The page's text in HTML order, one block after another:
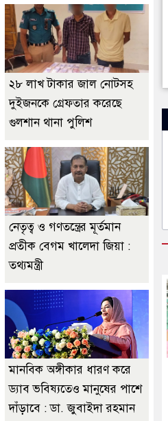
২৮ লাখ টাকার জাল নোটসহ
দুইজনকে গ্রেফতার করেছে
গুলশান থানা পুলিশ
নেতৃত্ব ও গণতন্ত্রের মূর্তমান
প্রতীক বেগম খালেদা জিয়া :
তথ্যমন্ত্রী
মানবিক অঙ্গীকার ধারণ করে
ড্যাব ভবিষ্যতেও মানুষের পাশে
দাঁড়াবে : ডা. জুবাইদা রহমান